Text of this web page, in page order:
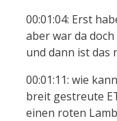
00:01:04: Erst
aber war da
und dann ist das
00:01:11: wie
breit gestreute
einen roten